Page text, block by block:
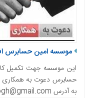
موسسه امین حسابرس
این موسسه جهت تکمیل
حسابرس دعوت به همکاری
به آدرس Hesabresinofogh@gmail.com ارسال نمایند.